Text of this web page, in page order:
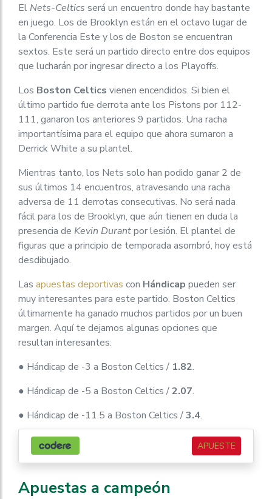
El Nets-Celtics será un encuentro donde hay bastante
en juego. Los de Brooklyn están en el octavo lugar de
la Conferencia Este y los de Boston se encuentran
sextos. Este será un partido directo entre dos equipos
que lucharán por ingresar directo a los Playoffs.
Los Boston Celtics vienen encendidos. Si bien el
último partido fue derrota ante los Pistons por 112-
111, ganaron los anteriores 9 partidos. Una racha
importantísima para el equipo que ahora sumaron a
Derrick White a su plantel.
Mientras tanto, los Nets solo han podido ganar 2 de
sus últimos 14 encuentros, atravesando una racha
adversa de 11 derrotas consecutivas. No será nada
fácil para los de Brooklyn, que aún tienen en duda la
presencia de Kevin Durantpor lesión. El plantel de
figuras que a principio de temporada asombró, hoy está
desdibujado.
Las apuestas deportivas con Hándicap pueden ser
muy interesantes para este partido. Boston Celtics
últimamente ha ganado muchos partidos por un buen
margen. Aquí te dejamos algunas opciones que
resultan interesantes:
● Hándicap de -3 a Boston Celtics / 1.82.
● Hándicap de -5 a Boston Celtics /2.07.
● Hándicap de -11.5 a Boston Celtics /3.4.
APUESTE
Apuestas a campeón